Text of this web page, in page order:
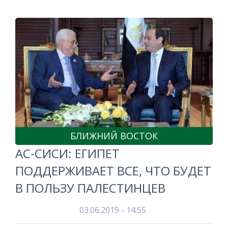
БЛИЖНИЙ ВОСТОК
АС-СИСИ: ЕГИПЕТ
ПОДДЕРЖИВАЕТ ВСЕ, ЧТО БУДЕТ
В ПОЛЬЗУ ПАЛЕСТИНЦЕВ
03.06.2019 - 14:55